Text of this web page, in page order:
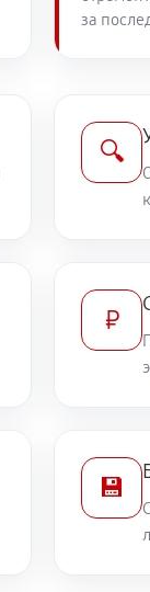
1040
690
2190
630 руб
за
🔍
₽
💾